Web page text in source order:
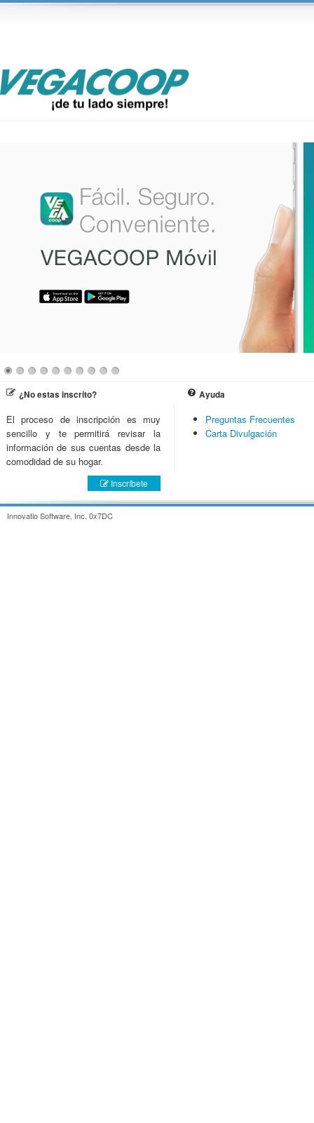
¿No estas inscrito?
El proceso de inscripción es muy
sencillo y te permitirá revisar la
información de sus cuentas desde la
comodidad de su hogar.
Inscríbete
Ayuda
Preguntas Frecuentes
Carta Divulgación
Innovatio Software, Inc. 0x7DC